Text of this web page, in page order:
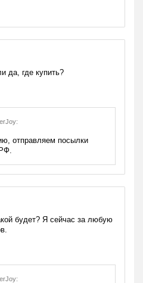
да, где купить?
отправляем посылки
будет? Я сейчас за любую